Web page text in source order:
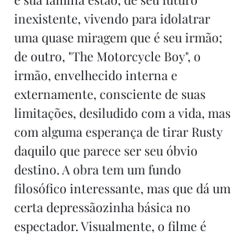
inexistente, vivendo para idolatrar
uma quase miragem que é seu irmão;
de outro, "The Motorcycle Boy", o
irmão, envelhecido interna e
externamente, consciente de suas
limitações, desiludido com a vida, mas
com alguma esperança de tirar Rusty
daquilo que parece ser seu óbvio
destino. A obra tem um fundo
filosófico interessante, mas que dá um
certa depressãozinha básica no
espectador. Visualmente, o filme é